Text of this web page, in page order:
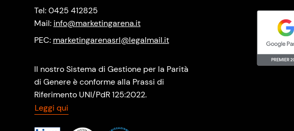
Tel: 0425 412825
Mail: info@marketingarena.it
PEC: marketingarenasrl@legalmail.it
Il nostro Sistema di Gestione per la Parità
di Genere è conforme alla Prassi di
Riferimento UNI/PdR 125:2022.
Leggi qui